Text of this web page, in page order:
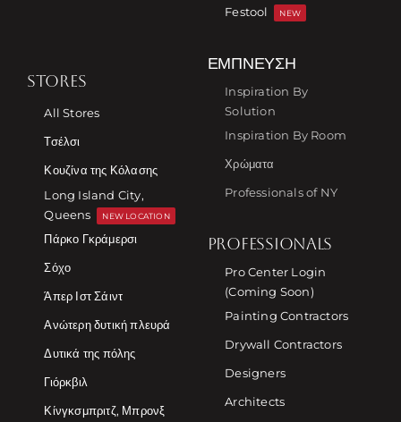
Festool
NEW
STORES
All Stores
Τσέλσι
Κουζίνα της Κόλασης
Long Island City,
Queens
NEW LOCATION
Πάρκο Γκράμερσι
Σόχο
Άπερ Ιστ Σάιντ
Ανώτερη δυτική πλευρά
Δυτικά της πόλης
Γιόρκβιλ
Κίνγκσμπριτζ, Μπρονξ
ΈΜΠΝΕΥΣΗ
Inspiration By
Solution
Inspiration By Room
Χρώματα
Professionals of NY
PROFESSIONALS
Pro Center Login
(Coming Soon)
Painting Contractors
Drywall Contractors
Designers
Architects